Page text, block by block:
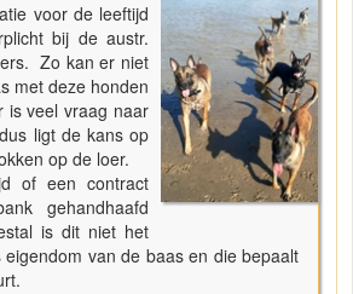
voor de leeftijd
bij de austr.
Zo kan er niet
met deze honden
is veel vraag naar
ligt de kans op
op de loer.
of een contract
gehandhaafd
is dit niet het
van de baas en die bepaalt